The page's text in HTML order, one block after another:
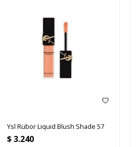
Ysl Rubor Liquid Blush Shade 57
$3.240